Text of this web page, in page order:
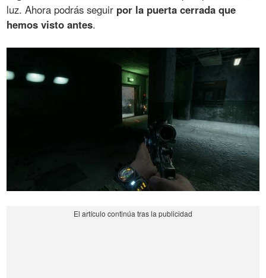
luz. Ahora podrás seguir por la puerta cerrada que
hemos visto antes.